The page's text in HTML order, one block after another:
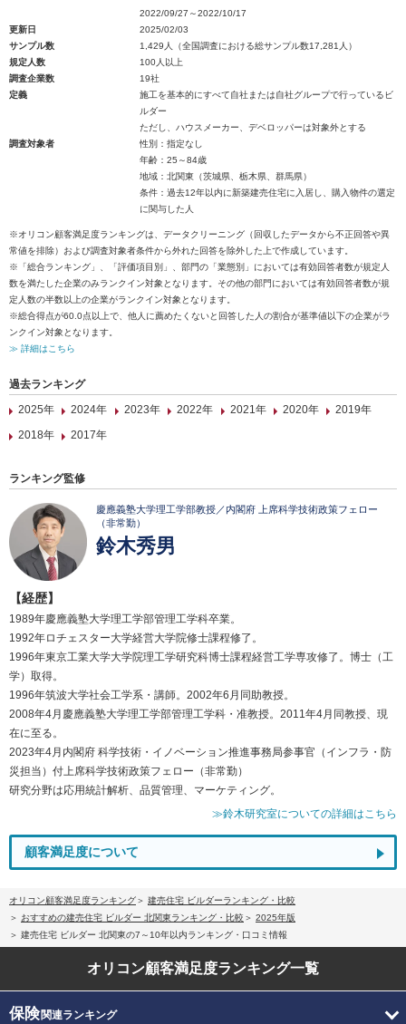
2022/09/27～2022/10/17
更新日
2025/02/03
サンプル数
1,429人（全国調査における総サンプル数17,281人）
規定人数
100人以上
調査企業数
19社
定義
施工を基本的にすべて自社または自社グループで行っているビ
ルダー
ただし、ハウスメーカー、デベロッパーは対象外とする
調査対象者
性別：指定なし
年齢：25～84歳
地域：北関東（茨城県、栃木県、群馬県）
条件：過去12年以内に新築建売住宅に入居し、購入物件の選定
に関与した人
※オリコン顧客満足度ランキングは、データクリーニング（回収したデータから不正回答や異
常値を排除）および調査対象者条件から外れた回答を除外した上で作成しています。
※「総合ランキング」、「評価項目別」、部門の「業態別」においては有効回答者数が規定人
数を満たした企業のみランクイン対象となります。その他の部門においては有効回答者数が規
定人数の半数以上の企業がランクイン対象となります。
※総合得点が60.0点以上で、他人に薦めたくないと回答した人の割合が基準値以下の企業がラ
ンクイン対象となります。
≫ 詳細はこちら
過去ランキング
2025年
2024年 2023年 2022年 2021年 2020年
2019年
2018年
2017年
ランキング監修
慶應義塾大学理工学部教授／内閣府 上席科学技術政策フェロー
（非常勤）
鈴木秀男
【経歴】
1989年慶應義塾大学理工学部管理工学科卒業。
1992年ロチェスター大学経営大学院修士課程修了。
1996年東京工業大学大学院理工学研究科博士課程経営工学専攻修了。博士（工
学）取得。
1996年筑波大学社会工学系・講師。2002年6月同助教授。
2008年4月慶應義塾大学理工学部管理工学科・准教授。2011年4月同教授、現
在に至る。
2023年4月内閣府 科学技術・イノベーション推進事務局参事官（インフラ・防
災担当）付上席科学技術政策フェロー（非常勤）
研究分野は応用統計解析、品質管理、マーケティング。
≫鈴木研究室についての詳細はこちら
顧客満足度について
オリコン顧客満足度ランキング
建売住宅 ビルダーランキング・比較
おすすめの建売住宅 ビルダー 北関東ランキング・比較
2025年版
建売住宅 ビルダー 北関東の7～10年以内ランキング・口コミ情報
オリコン顧客満足度ランキング一覧
保険関連ランキング